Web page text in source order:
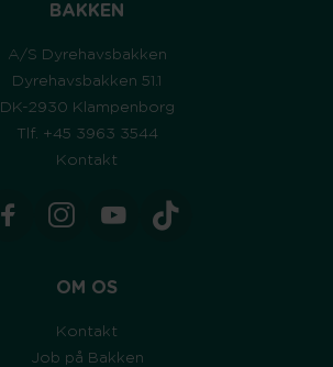
BAKKEN
A/S Dyrehavsbakken
Dyrehavsbakken 51.1
DK-2930 Klampenborg
Tlf. +45 3963 3544
Kontakt
OM OS
Kontakt
Job på Bakken